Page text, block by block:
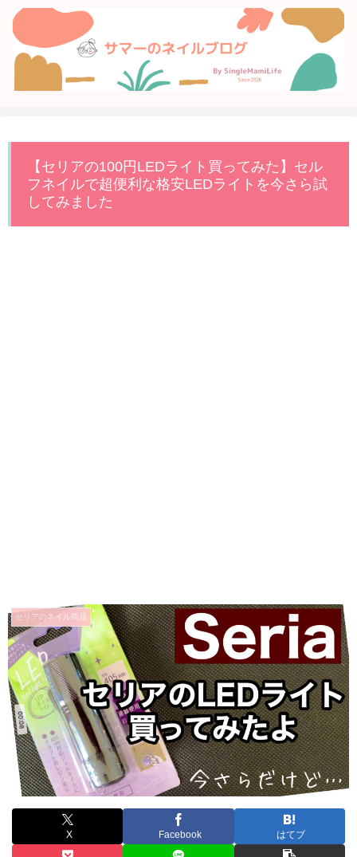
【セリアの100円LEDライト買ってみた】セル
フネイルで超便利な格安LEDライトを今さら試
してみました
セリアのネイル商品
X Facebook はてブ